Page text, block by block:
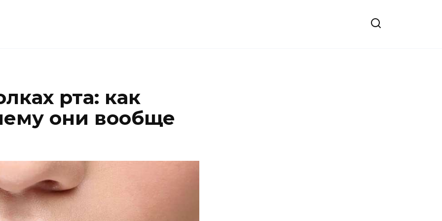
рта: как
они вообще